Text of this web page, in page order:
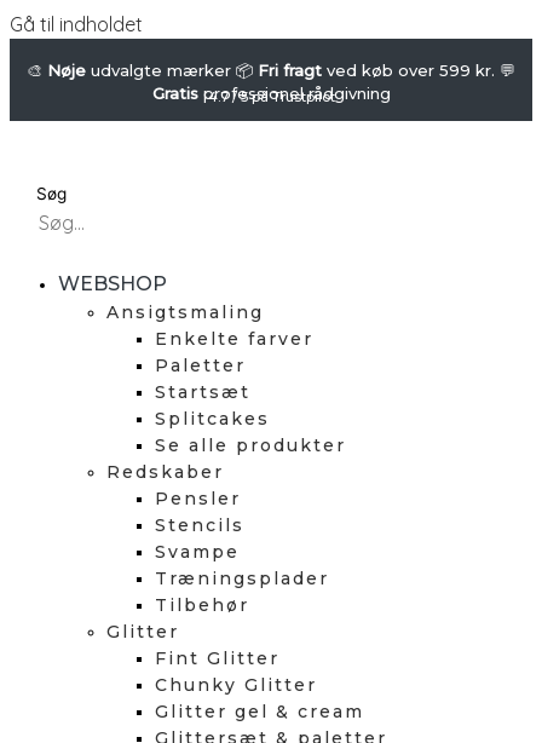
Gå til indholdet
🎨 Nøje udvalgte mærker 📦 Fri fragt ved køb over 599 kr. 💬
Gratisprofessionel rådgivning
4.7 / 5 på Trustpilot
Søg
WEBSHOP
Ansigtsmaling
Enkelte farver
Paletter
Startsæt
Splitcakes
Se alle produkter
Redskaber
Pensler
Stencils
Svampe
Træningsplader
Tilbehør
Glitter
Fint Glitter
Chunky Glitter
Glitter gel & cream
Glittersæt & paletter